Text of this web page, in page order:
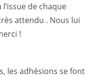
de chaque
attendu . Nous lui
!
les adhésions se font